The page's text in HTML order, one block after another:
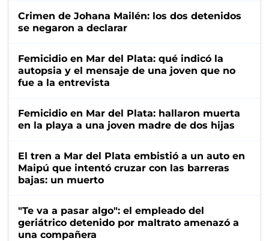
Crimen de Johana Mailén: los dos detenidos
se negaron a declarar
Femicidio en Mar del Plata: qué indicó la
autopsia y el mensaje de una joven que no
fue a la entrevista
Femicidio en Mar del Plata: hallaron muerta
en la playa a una joven madre de dos hijas
El tren a Mar del Plata embistió a un auto en
Maipú que intentó cruzar con las barreras
bajas: un muerto
"Te va a pasar algo": el empleado del
geriátrico detenido por maltrato amenazó a
una compañera